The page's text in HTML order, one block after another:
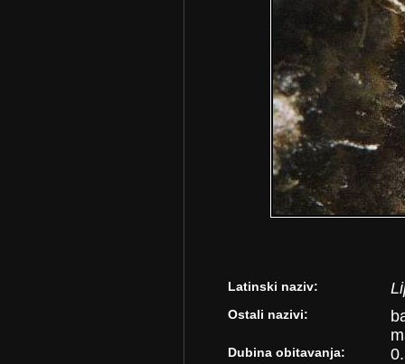
Latinski naziv:
Ostali nazivi:
Dubina obitavanja: